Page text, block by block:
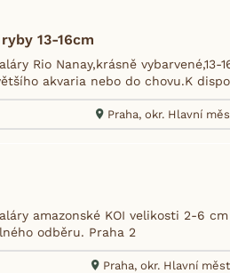
13-16cm
Rio Nanay,krásně
akvaria nebo do chovu.K
Praha, okr. Hlavní
amazonské KOI velikosti 2-6
odběru. Praha 2
Praha, okr. Hlavní